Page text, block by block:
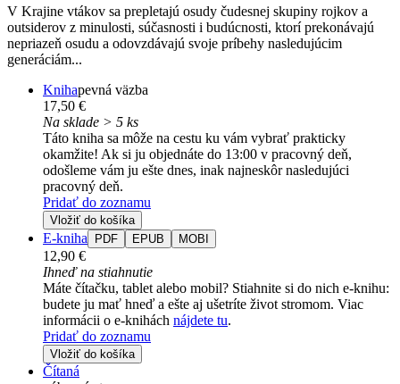
V Krajine vtákov sa prepletajú osudy čudesnej skupiny rojkov a
outsiderov z minulosti, súčasnosti i budúcnosti, ktorí prekonávajú
nepriazeň osudu a odovzdávajú svoje príbehy nasledujúcim
generáciám...
Knihapevná väzba
17,50 €
Na sklade > 5 ks
Táto kniha sa môže na cestu ku vám vybrať prakticky
okamžite! Ak si ju objednáte do 13:00 v pracovný deň,
odošleme vám ju ešte dnes, inak najneskôr nasledujúci
pracovný deň.
Pridať do zoznamu
Vložiť do košíka
E-kniha PDF EPUB MOBI
12,90 €
Ihneď na stiahnutie
Máte čítačku, tablet alebo mobil? Stiahnite si do nich e-knihu:
budete ju mať hneď a ešte aj ušetríte život stromom. Viac
informácii o e-knihách nájdete tu.
Pridať do zoznamu
Vložiť do košíka
Čítaná